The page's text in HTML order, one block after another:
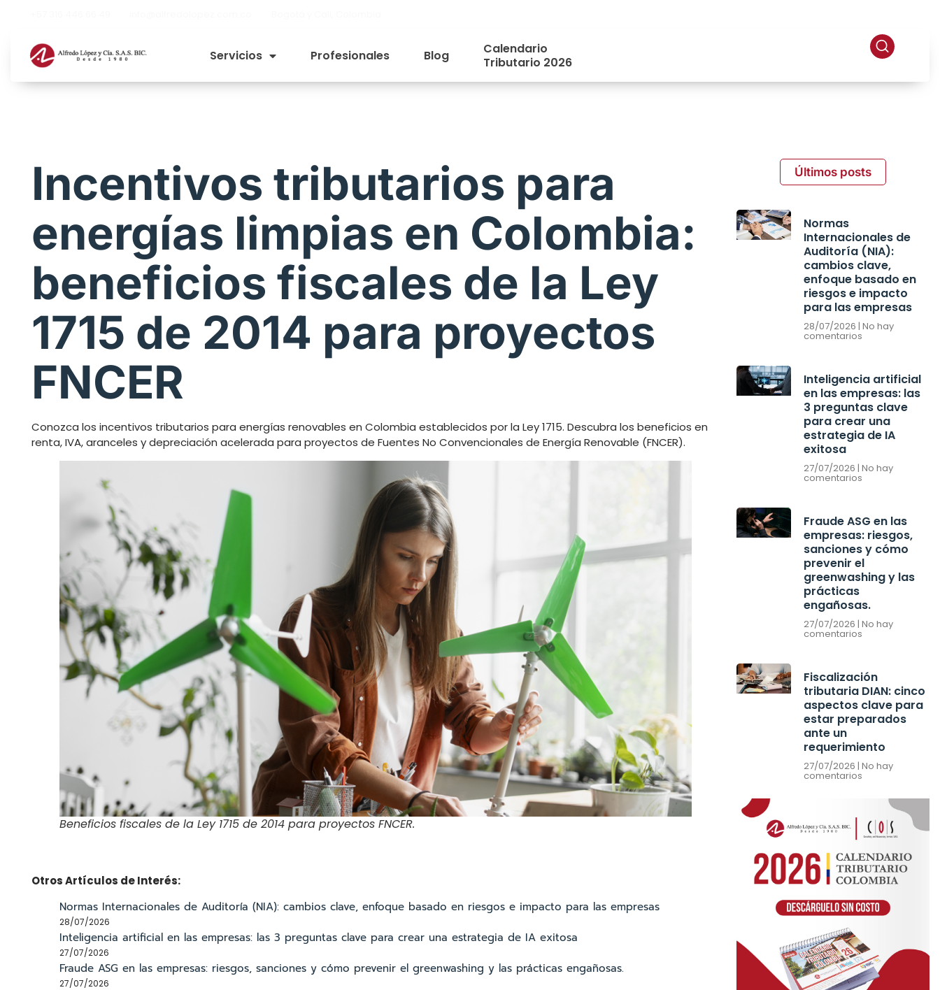
Servicios Profesionales Blog
Calendario
Tributario 2026
Incentivos tributarios para
energías limpias en Colombia:
beneficios fiscales de la Ley
1715 de 2014 para proyectos
FNCER
Conozca los incentivos tributarios para energías renovables en Colombia establecidos por la Ley 1715. Descubra los beneficios en
renta, IVA, aranceles y depreciación acelerada para proyectos de Fuentes No Convencionales de Energía Renovable (FNCER).
Beneficios fiscales de la Ley 1715 de 2014 para proyectos FNCER.
Otros Artículos de Interés:
Normas Internacionales de Auditoría (NIA): cambios clave, enfoque basado en riesgos e impacto para las empresas
28/07/2026
Inteligencia artificial en las empresas: las 3 preguntas clave para crear una estrategia de IA exitosa
27/07/2026
Fraude ASG en las empresas: riesgos, sanciones y cómo prevenir el greenwashing y las prácticas engañosas.
27/07/2026
Últimos posts
Normas
Internacionales de
Auditoría (NIA):
cambios clave,
enfoque basado en
riesgos e impacto
para las empresas
28/07/2026 No hay
comentarios
Inteligencia artificial
en las empresas: las
3 preguntas clave
para crear una
estrategia de IA
exitosa
27/07/2026 No hay
comentarios
Fraude ASG en las
empresas: riesgos,
sanciones y cómo
prevenir el
greenwashing y las
prácticas
engañosas.
27/07/2026 No hay
comentarios
Fiscalización
tributaria DIAN: cinco
aspectos clave para
estar preparados
ante un
requerimiento
27/07/2026 No hay
comentarios